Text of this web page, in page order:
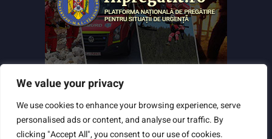
We value your privacy
We use cookies to enhance your browsing experience, serve
personalised ads or content, and analyse our traffic. By
clicking "Accept All", you consent to our use of cookies.